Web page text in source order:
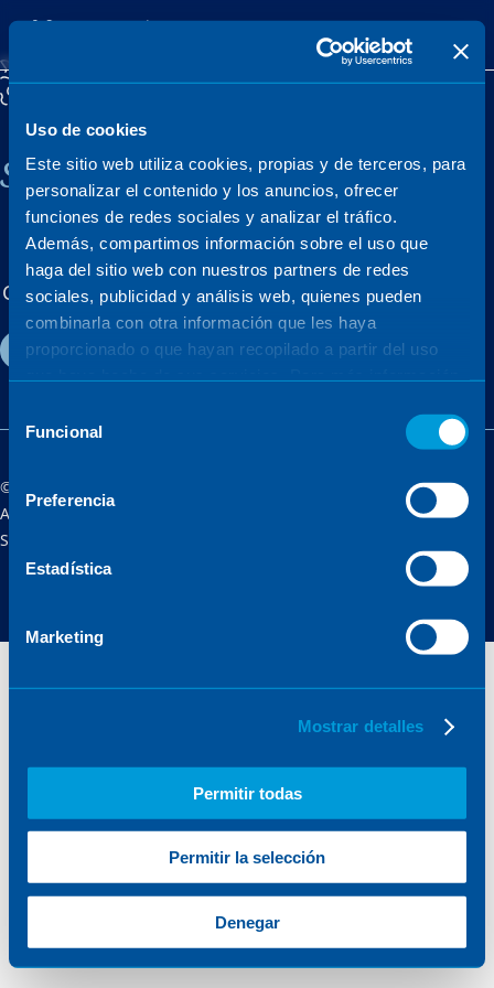
Uso de cookies
Este sitio web utiliza cookies, propias y de terceros, para
personalizar el contenido y los anuncios, ofrecer
funciones de redes sociales y analizar el tráfico.
Además, compartimos información sobre el uso que
haga del sitio web con nuestros partners de redes
sociales, publicidad y análisis web, quienes pueden
combinarla con otra información que les haya
proporcionado o que hayan recopilado a partir del uso
de Funcional
Preferencia
Estadística
Marketing
Mostrar detalles
Permitir todas
Permitir la selección
Denegar
Sener, una empresa familiar
MERCADOSPROYECTOS
ConócenosTalento Actualidad
Contacto
©Sener - Grupo Sener 2026
Aviso legalPolítica de privacidad
Seguridad online